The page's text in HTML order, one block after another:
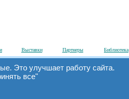
Это улучшает работу сайта.
все"
Выставки Партнеры Библиотека
на сайт обязательна.